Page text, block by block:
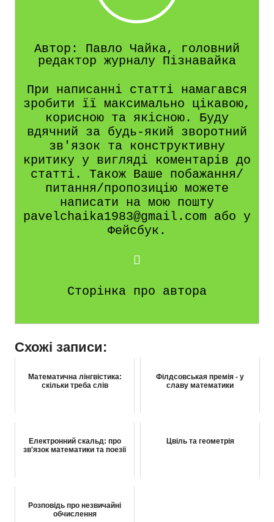
Автор: Павло Чайка, головний
редактор журналу Пізнавайка
При написанні статті намагався
зробити її максимально цікавою,
корисною та якісною. Буду
вдячний за будь-який зворотний
зв'язок та конструктивну
критику у вигляді коментарів до
статті. Також Ваше побажання/
питання/пропозицію можете
написати на мою пошту
pavelchaika1983@gmail.com або у
Фейсбук.
Сторінка про автора
Схожі записи:
Математична лінгвістика:
скільки треба слів
Філдсовськая премія - у
славу математики
Електронний скальд: про
зв'язок математики та поезії
Цвіль та геометрія
Розповідь про незвичайні
обчислення